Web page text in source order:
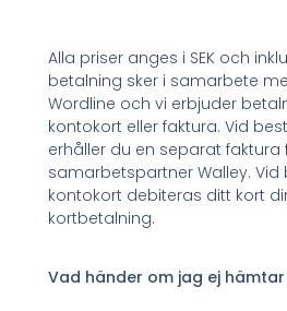
Alla priser anges i SEK och
betalning sker i samarbete
Wordline och vi erbjuder
kontokort eller faktura. Vid
erhåller du en separat faktura
samarbetspartner Walley. Vid
kontokort debiteras ditt kort
kortbetalning.
Vad händer om jag ej